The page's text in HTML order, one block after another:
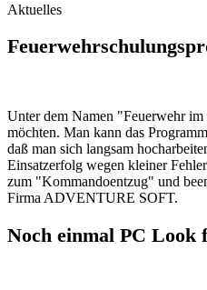
Aktuelles
Unter dem Namen "Feuerwehr
möchten. Man kann das
daß man sich langsam
Einsatzerfolg wegen kleiner
zum "Kommandoentzug" und
Firma ADVENTURE SOFT.
Noch einmal PC Look